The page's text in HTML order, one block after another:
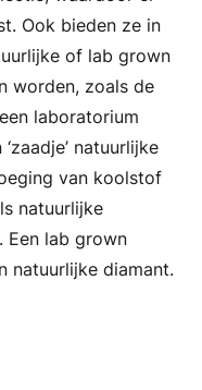
Ook bieden ze in
of lab grown
worden, zoals de
laboratorium
natuurlijke
van koolstof
natuurlijke
Een lab grown
natuurlijke diamant.